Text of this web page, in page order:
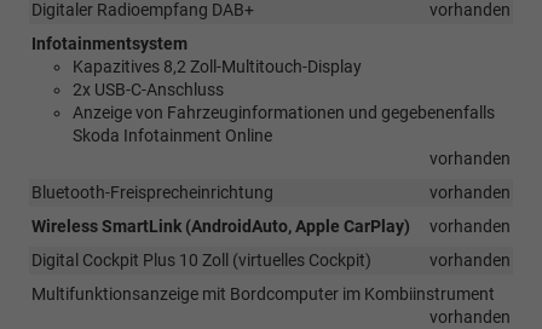
Digitaler Radioempfang DAB+
vorhanden
Infotainmentsystem
Kapazitives 8,2 Zoll-Multitouch-Display
2x USB-C-Anschluss
Anzeige von Fahrzeuginformationen und gegebenenfalls
Skoda Infotainment Online
vorhanden
Bluetooth-Freisprecheinrichtung
vorhanden
Wireless SmartLink (AndroidAuto, Apple CarPlay)
vorhanden
Digital Cockpit Plus 10 Zoll (virtuelles Cockpit)
vorhanden
Multifunktionsanzeige mit Bordcomputer im Kombiinstrument
vorhanden